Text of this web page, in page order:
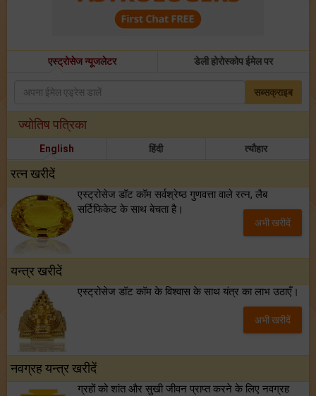
एस्ट्रोसेज न्यूजलेटर डेली होरोस्कोप ईमेल पर
सब्सक्राइब
ज्योतिष पत्रिका
English हिंदी त्यौहार
रत्न खरीदें
एस्ट्रोसेज डॉट कॉम सर्वश्रेष्ठ गुणवत्ता वाले रत्न, लैब
सर्टिफिकेट के साथ बेचता है।
अभी खरीदें
यन्त्र खरीदें
एस्ट्रोसेज डॉट कॉम के विश्वास के साथ यंत्र का लाभ उठाएँ।
अभी खरीदें
नवग्रह यन्त्र खरीदें
ग्रहों को शांत और सुखी जीवन प्राप्त करने के लिए नवग्रह